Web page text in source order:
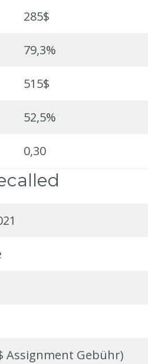
285$
79,3%
515$
52,5%
0,30
Assignment Gebühr)